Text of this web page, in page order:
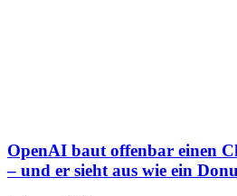
OpenAI baut offenbar einen
– und er sieht aus wie ein